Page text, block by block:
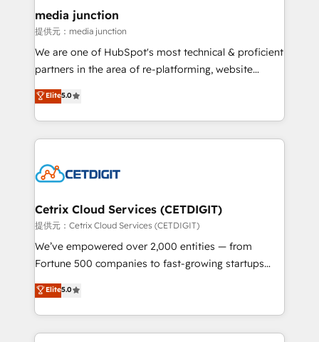
Mexico, USA, and Portugal—we've executed over a
hundred successful operations. Our approach,
rooted in RevOps principles, integrates analysis,
training, planning, and qualification. Leveraging
inbound marketing tactics, we focus on
understanding, nurturing, and converting leads.
competitive market.
media junction
提供元：media junction
We are one of HubSpot's most technical & proficient
partners in the area of re-platforming, website
design & development. We specialize in multi-hub
implementations for mid-market & enterprise
companies. We are woman-owned, powered by
coffee, and we ❤️ dogs. We produce award-winning
Impact Award 🏆2022 Technical Expertise Impact
Award 🏆2020 Elite Solutions Partner 🏆2019
Integrations HubSpot Impact Award 🏆2019
Marketing Enablement HubSpot Impact Award 🏆
2018 Website Design HubSpot Impact Award 🏆2017
Growth-Driven Design Agency of the Year 🏆2016
Sales Enablement HubSpot Impact Award 🏆2015
Elite5.0
Cetrix Cloud Services (CETDIGIT)
提供元：Cetrix Cloud Services (CETDIGIT)
We’ve empowered over 2,000 entities — from
Fortune 500 companies to fast-growing startups
and nonprofits — to streamline operations, scale
revenue, and unlock the full potential of HubSpot.
With deep technical and industry expertise, we fuse
automation, integration, and AI innovation to deliver
Elite5.0